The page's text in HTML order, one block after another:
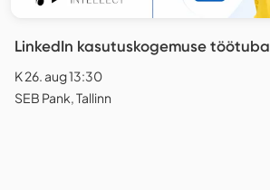
LinkedIn kasutuskogemuse töötuba
K 26. aug 13:30
SEB Pank, Tallinn